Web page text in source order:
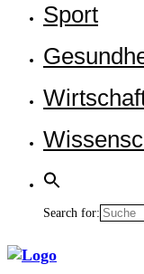
Sport
Search for: